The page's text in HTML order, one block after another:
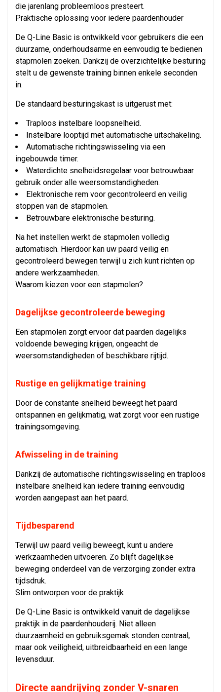
die jarenlang probleemloos presteert.
Praktische oplossing voor iedere paardenhouder
De Q-Line Basic is ontwikkeld voor gebruikers die een
duurzame, onderhoudsarme en eenvoudig te bedienen
stapmolen zoeken. Dankzij de overzichtelijke besturing
stelt u de gewenste training binnen enkele seconden
in.
De standaard besturingskast is uitgerust met:
Traploos instelbare loopsnelheid.
Instelbare looptijd met automatische uitschakeling.
Automatische richtingswisseling via een
ingebouwde timer.
Waterdichte snelheidsregelaar voor betrouwbaar
gebruik onder alle weersomstandigheden.
Elektronische rem voor gecontroleerd en veilig
stoppen van de stapmolen.
Betrouwbare elektronische besturing.
Na het instellen werkt de stapmolen volledig
automatisch. Hierdoor kan uw paard veilig en
gecontroleerd bewegen terwijl u zich kunt richten op
andere werkzaamheden.
Waarom kiezen voor een stapmolen?
Dagelijkse gecontroleerde beweging
Een stapmolen zorgt ervoor dat paarden dagelijks
voldoende beweging krijgen, ongeacht de
weersomstandigheden of beschikbare rijtijd.
Rustige en gelijkmatige training
Door de constante snelheid beweegt het paard
ontspannen en gelijkmatig, wat zorgt voor een rustige
trainingsomgeving.
Afwisseling in de training
Dankzij de automatische richtingswisseling en traploos
instelbare snelheid kan iedere training eenvoudig
worden aangepast aan het paard.
Tijdbesparend
Terwijl uw paard veilig beweegt, kunt u andere
werkzaamheden uitvoeren. Zo blijft dagelijkse
beweging onderdeel van de verzorging zonder extra
tijdsdruk.
Slim ontworpen voor de praktijk
De Q-Line Basic is ontwikkeld vanuit de dagelijkse
praktijk in de paardenhouderij. Niet alleen
duurzaamheid en gebruiksgemak stonden centraal,
maar ook veiligheid, uitbreidbaarheid en een lange
levensduur.
Directe aandrijving zonder V-snaren